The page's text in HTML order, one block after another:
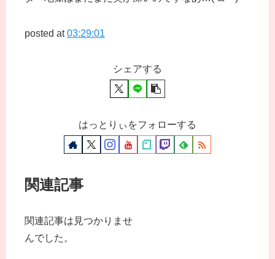
posted at03:29:01
シェアする
はっとりぃをフォローする
関連記事
関連記事は見つかりませ
んでした。